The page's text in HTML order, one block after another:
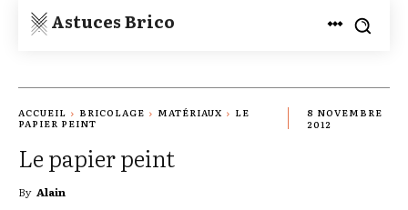
Astuces Brico
ACCUEIL BRICOLAGE MATÉRIAUX
LE
PAPIER PEINT
8 NOVEMBRE
2012
Le papier peint
By Alain